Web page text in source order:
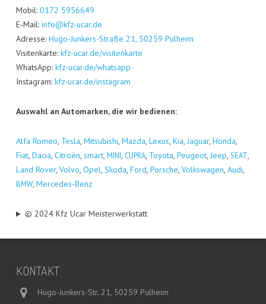
Mobil: 0172 5956649
E‑Mail: info@kfz-ucar.de
Adres­se: Hugo-Jun­kers-Stra­ße 21, 50259 Pul­heim
Visi­ten­kar­te: kfz-ucar.de/visitenkarte
Whats­App: kfz-ucar.de/whatsapp
Insta­gram: kfz-ucar.de/instagram
Aus­wahl an Auto­mar­ken, die wir bedienen:
Alfa Romeo, Tes­la, Mitsu­bi­shi, Maz­da, Lexus, Kia, Jagu­ar, Hon­da,
Fiat, Dacia, Citro­ën, smart, MINI, CUPRA, Toyo­ta, Peu­geot, Jeep, SEAT,
Land Rover, Vol­vo, Opel, Sko­da, Ford, Por­sche, Volks­wa­gen, Audi,
BMW, Mer­ce­des-Benz
© 2024 Kfz Ucar Meisterwerkstatt
KON­TAKT
Hugo-Junkers-Str. 21, 50259 Pulheim